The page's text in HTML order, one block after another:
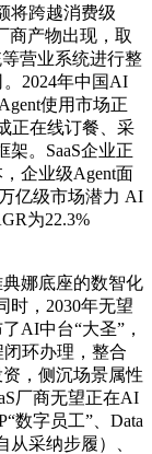
将跨越消费级
商产物出现，取
营业系统进行整
2024年中国AI
使用市场正
正在线订餐、采
。SaaS企业正
企业级Agent面
亿级市场潜力 AI
为22.3%
娜底座的数智化
时，2030年无望
AI中台“大圣”，
环办理，整合
，侧沉场景属性
厂商无望正在AI
数字员工”、Data
从采纳步履）、